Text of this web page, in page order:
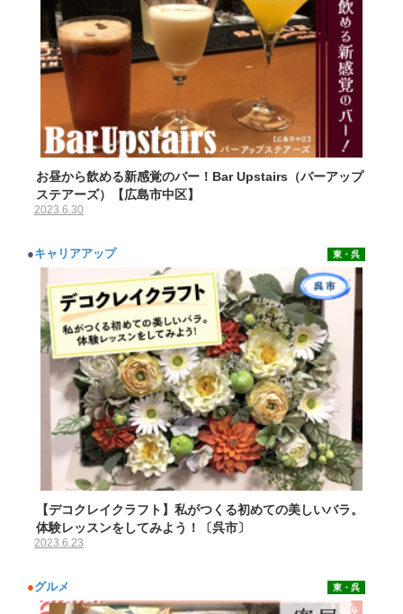
お昼から飲める新感覚のバー！Bar Upstairs（バーアップ
ステアーズ）【広島市中区】
2023.6.30
●キャリアアップ 東・呉
【デコクレイクラフト】私がつくる初めての美しいバラ。
体験レッスンをしてみよう！〔呉市〕
2023.6.23
●グルメ 東・呉